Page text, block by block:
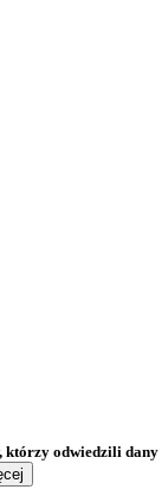
którzy odwiedzili dany